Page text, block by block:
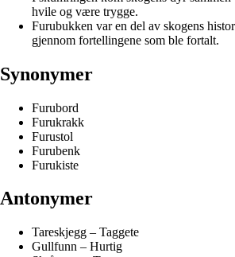
hvile og være trygge.
Furubukken var en del av skogens
gjennom fortellingene som ble fortalt.
Synonymer
Furubord
Furukrakk
Furustol
Furubenk
Furukiste
Antonymer
Tareskjegg – Taggete
Gullfunn – Hurtig